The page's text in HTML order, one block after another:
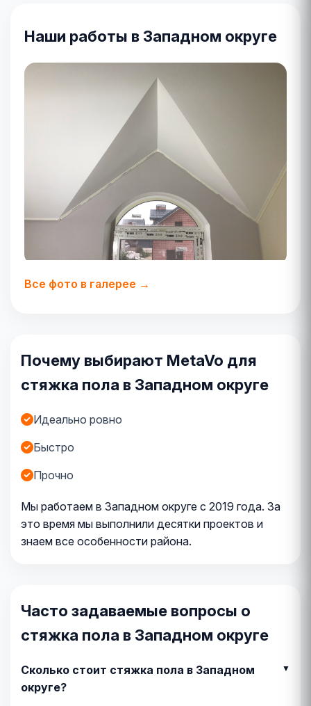
Наши работы в Западном округе
Все фото в галерее →
Почему выбирают MetaVo для
стяжка пола в Западном округе
Идеально ровно
Быстро
Прочно
Мы работаем в Западном округе с 2019 года. За
это время мы выполнили десятки проектов и
знаем все особенности района.
Часто задаваемые вопросы о
стяжка пола в Западном округе
Сколько стоит стяжка пола в Западном
округе?